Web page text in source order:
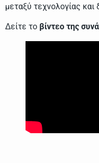
μεταξύ τεχνολογίας και
Δείτε το βίντεο της